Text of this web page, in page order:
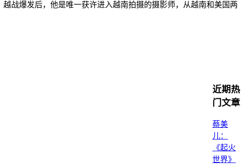
战爆发后，他是唯一获许进入越南拍摄的摄影师，从越南和美国两
近期热
门文章
蔡美
儿：
《起火
世界》